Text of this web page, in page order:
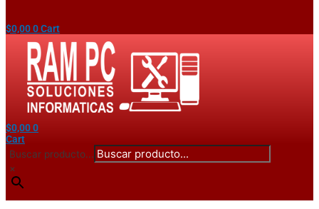
$0,000Cart
$0,000
Cart
Buscar producto...
×